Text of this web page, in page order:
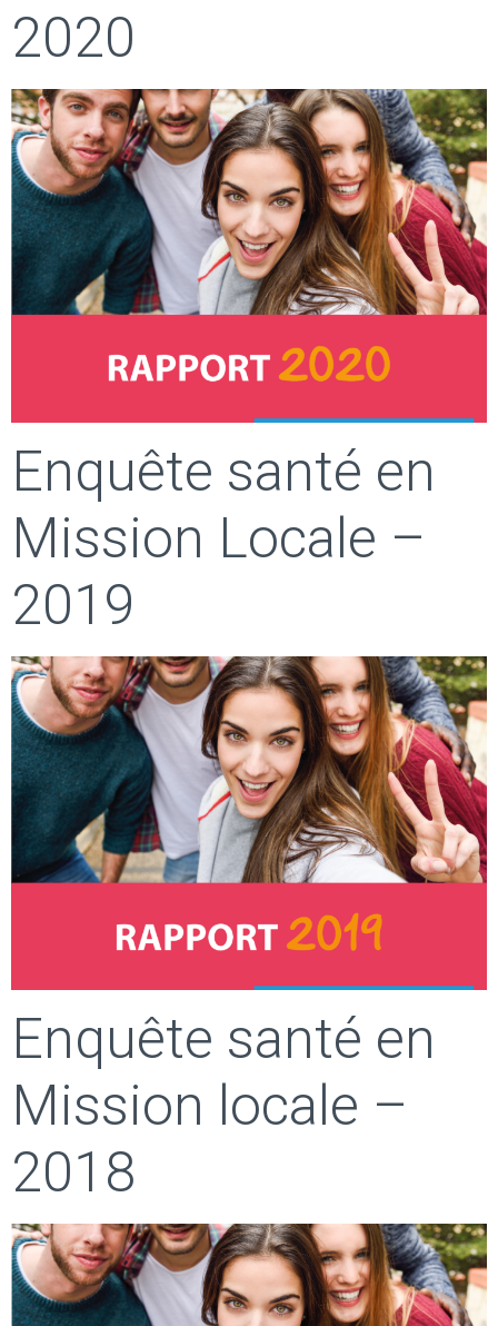
2020
Enquête santé en
Mission Locale –
2019
Enquête santé en
Mission locale –
2018